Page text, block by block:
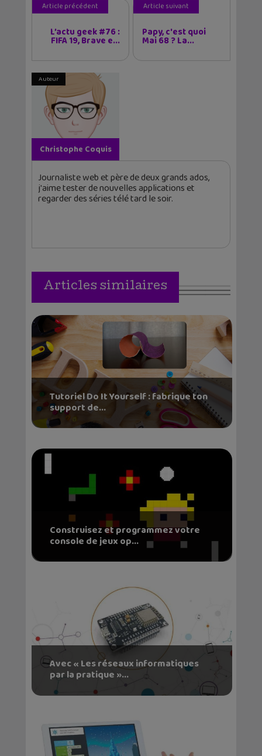
Article précédent
L’actu geek #76 :
FIFA 19, Brave e...
Article suivant
Papy, c'est quoi
Mai 68 ? La...
Auteur
Christophe Coquis
Journaliste web et père de deux grands ados,
j'aime tester de nouvelles applications et
regarder des séries télé tard le soir.
Articles similaires
Tutoriel Do It Yourself : fabrique ton
support de...
Construisez et programmez votre
console de jeux op...
Avec « Les réseaux informatiques
par la pratique »...